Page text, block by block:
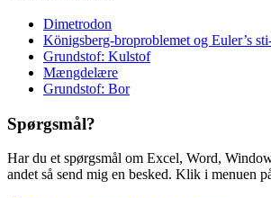
Dimetrodon
Königsberg-broproblemet og Euler’s
Grundstof: Kulstof
Mængdelære
Grundstof: Bor
Spørgsmål?
Har du et spørgsmål om Excel, Word,
andet så send mig en besked. Klik i menuen